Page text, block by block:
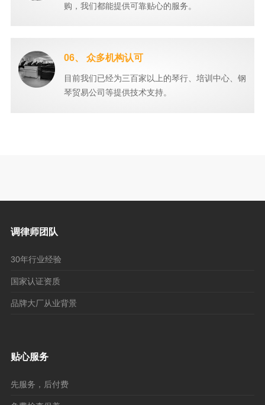
购，我们都能提供可靠贴心的服务。
06、 众多机构认可
目前我们已经为三百家以上的琴行、培训中心、钢
琴贸易公司等提供技术支持。
调律师团队
30年行业经验
国家认证资质
品牌大厂从业背景
贴心服务
先服务，后付费